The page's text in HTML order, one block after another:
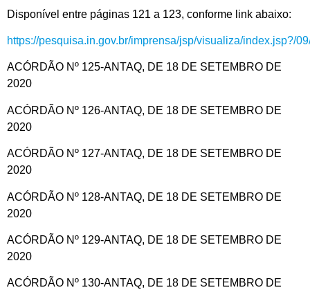
Disponível entre páginas 121 a 123, conforme link abaixo:
https://pesquisa.in.gov.br/imprensa/jsp/visualiza/index.jsp?/
ACÓRDÃO Nº 125-ANTAQ, DE 18 DE SETEMBRO DE
2020
ACÓRDÃO Nº 126-ANTAQ, DE 18 DE SETEMBRO DE
2020
ACÓRDÃO Nº 127-ANTAQ, DE 18 DE SETEMBRO DE
2020
ACÓRDÃO Nº 128-ANTAQ, DE 18 DE SETEMBRO DE
2020
ACÓRDÃO Nº 129-ANTAQ, DE 18 DE SETEMBRO DE
2020
ACÓRDÃO Nº 130-ANTAQ, DE 18 DE SETEMBRO DE